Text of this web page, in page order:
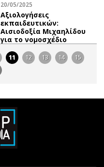
20/05/2025
Αξιολογήσεις
εκπαιδευτικών:
Αισιοδοξία Μιχαηλίδου
για το νομοσχέδιο
11 12 13 14 15